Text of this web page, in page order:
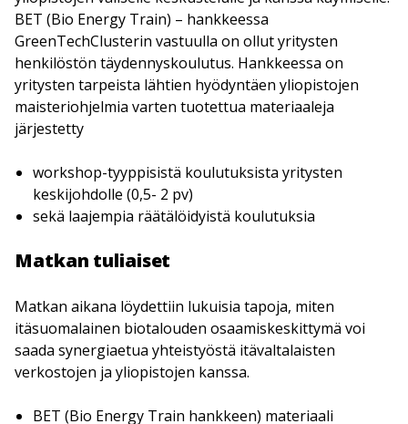
BET (Bio Energy Train) – hankkeessa
GreenTechClusterin vastuulla on ollut yritysten
henkilöstön täydennyskoulutus. Hankkeessa on
yritysten tarpeista lähtien hyödyntäen yliopistojen
maisteriohjelmia varten tuotettua materiaaleja
järjestetty
workshop-tyyppisistä koulutuksista yritysten
keskijohdolle (0,5- 2 pv)
sekä laajempia räätälöidyistä koulutuksia
Matkan tuliaiset
Matkan aikana löydettiin lukuisia tapoja, miten
itäsuomalainen biotalouden osaamiskeskittymä voi
saada synergiaetua yhteistyöstä itävaltalaisten
verkostojen ja yliopistojen kanssa.
BET (Bio Energy Train hankkeen) materiaali